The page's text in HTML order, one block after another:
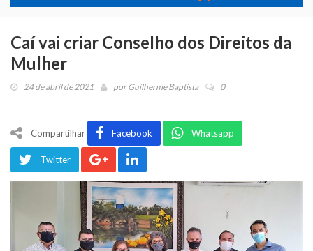
Caí vai criar Conselho dos Direitos da
Mulher
24 de abril de 2021 porGuilherme Baptista 0
Compartilhar Facebook Whatsapp
Twitter